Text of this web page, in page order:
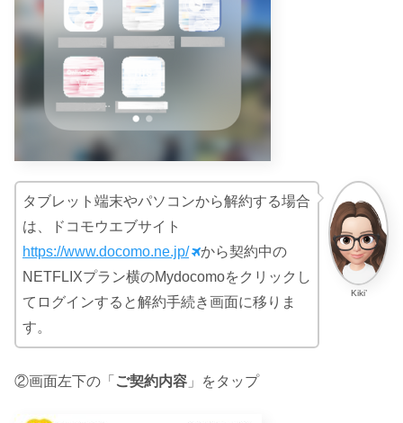
Kiki’
タブレット端末やパソコンから解約する場合
は、ドコモウエブサイト
https://www.docomo.ne.jp/
から契約中の
NETFLIXプラン横のMydocomoをクリックし
てログインすると解約手続き画面に移りま
す。
②画面左下の「 ご契約内容 」をタップ